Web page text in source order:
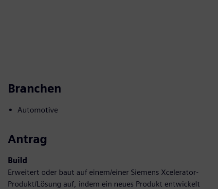
Branchen
Automotive
Antrag
Build
Erweitert oder baut auf einem/einer Siemens Xcelerator-
Produkt/Lösung auf, indem ein neues Produkt entwickelt